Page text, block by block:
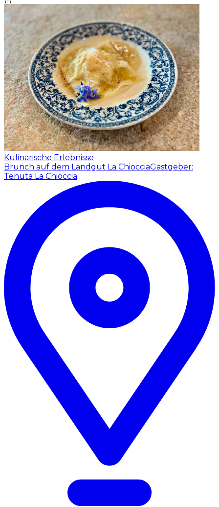
Kulinarische Erlebnisse
Brunch auf dem Landgut La ChiocciaGastgeber:
Tenuta La Chioccia